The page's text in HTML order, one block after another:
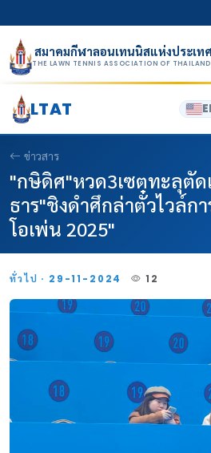
สมาคมกีฬาลอนเทนนิสแห่งประเท
THE LAWN TENNIS ASSOCIATION OF THAILAND
LTAT
ข่าวสาร
"กษิดิศ"หวด3เซตทะลุตัด
ธาร"ชิงดำศึกล่าตั๋วไวล์ก
โอเพ่น 2025"
ทั่วไป · 29-11-2024 12